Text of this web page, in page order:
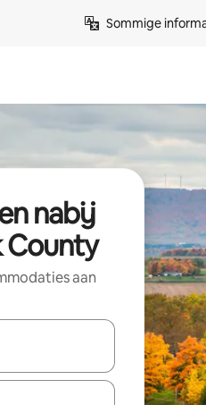
Sommige
nabij
County
aan
zijn, maak je een keuze met je